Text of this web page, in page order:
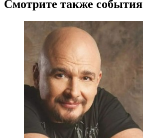
Смотрите также события